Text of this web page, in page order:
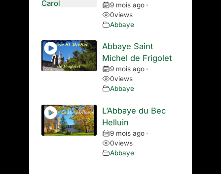
9 mois ago •
0views
Abbaye
Abbaye Saint
Michel de Frigolet
9 mois ago •
0views
Abbaye
L’Abbaye du Bec
Helluin
9 mois ago •
0views
Abbaye